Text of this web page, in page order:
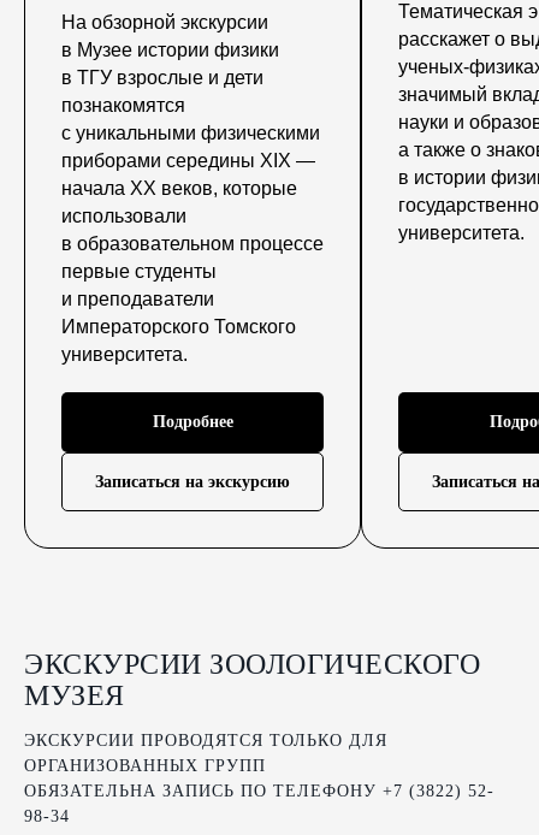
На обзорной экскурсии
в Музее истории физики
в ТГУ взрослые и дети
познакомятся
с уникальными физическими
приборами середины XIX —
начала XX веков, которые
использовали
в образовательном процессе
первые студенты
и преподаватели
Императорского Томского
университета.
Подробнее
Записаться на экскурсию
Тематическая
расскажет о
ученых-
значимый
науки и
а также о
в истории
университета.
Записаться
ЭКСКУРСИИ ЗООЛОГИЧЕСКОГО
МУЗЕЯ
ЭКСКУРСИИ ПРОВОДЯТСЯ ТОЛЬКО ДЛЯ
ОРГАНИЗОВАННЫХ ГРУПП
ОБЯЗАТЕЛЬНА ЗАПИСЬ ПО ТЕЛЕФОНУ +7 (3822) 52-
98-34